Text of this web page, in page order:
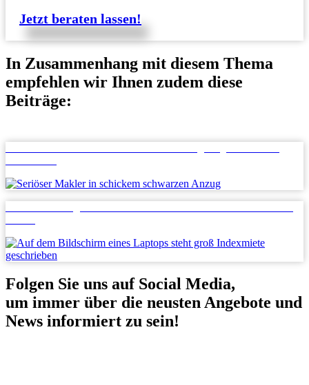
Jetzt beraten lassen!
In Zusammenhang mit diesem Thema
empfehlen wir Ihnen zudem diese
Beiträge:
Folgen Sie uns auf Social Media,
um immer über die neusten Angebote und
News informiert zu sein!